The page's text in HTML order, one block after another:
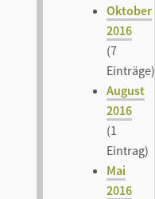
Oktober
2016
(7
Einträge)
August
2016
(1
Eintrag)
Mai
2016